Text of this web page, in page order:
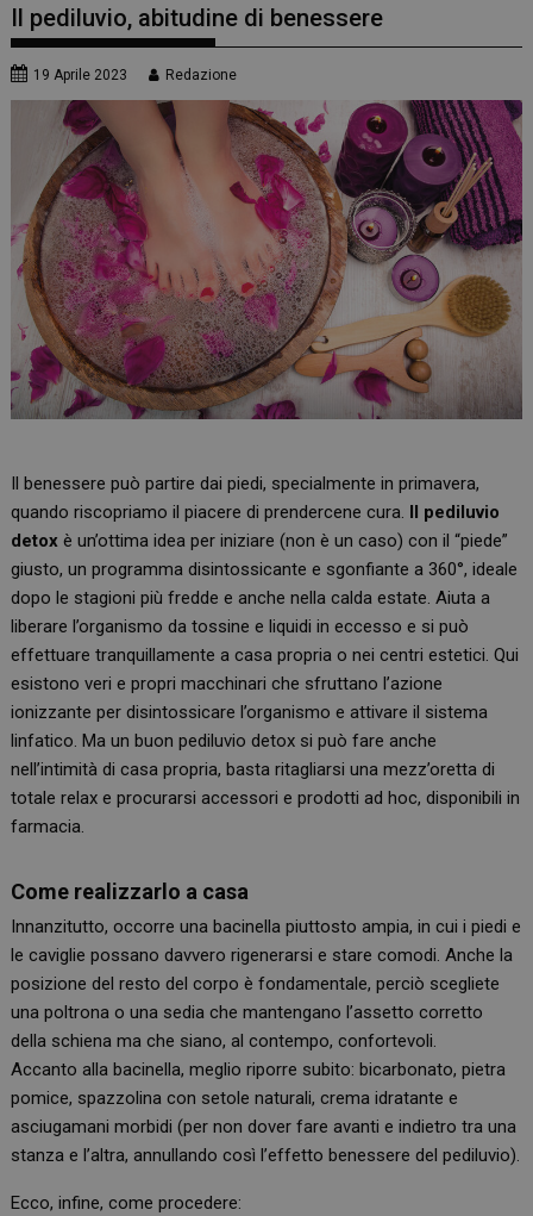
Il pediluvio, abitudine di benessere
19 Aprile 2023 Redazione
Il benessere può partire dai piedi, specialmente in primavera,
quando riscopriamo il piacere di prendercene cura.
Il pediluvio
detox è un’ottima idea per iniziare (non è un caso) con il “piede”
giusto, un programma disintossicante e sgonfiante a 360°, ideale
dopo le stagioni più fredde e anche nella calda estate. Aiuta a
liberare l’organismo da tossine e liquidi in eccesso e si può
effettuare tranquillamente a casa propria o nei centri estetici. Qui
esistono veri e propri macchinari che sfruttano l’azione
ionizzante per disintossicare l’organismo e attivare il sistema
linfatico. Ma un buon pediluvio detox si può fare anche
nell’intimità di casa propria, basta ritagliarsi una mezz’oretta di
totale relax e procurarsi accessori e prodotti ad hoc, disponibili in
farmacia.
Come realizzarlo a casa
Innanzitutto, occorre una bacinella piuttosto ampia, in cui i piedi e
le caviglie possano davvero rigenerarsi e stare comodi. Anche la
posizione del resto del corpo è fondamentale, perciò scegliete
una poltrona o una sedia che mantengano l’assetto corretto
della schiena ma che siano, al contempo, confortevoli.
Accanto alla bacinella, meglio riporre subito: bicarbonato, pietra
pomice, spazzolina con setole naturali, crema idratante e
asciugamani morbidi (per non dover fare avanti e indietro tra una
stanza e l’altra, annullando così l’effetto benessere del pediluvio).
Ecco, infine, come procedere: